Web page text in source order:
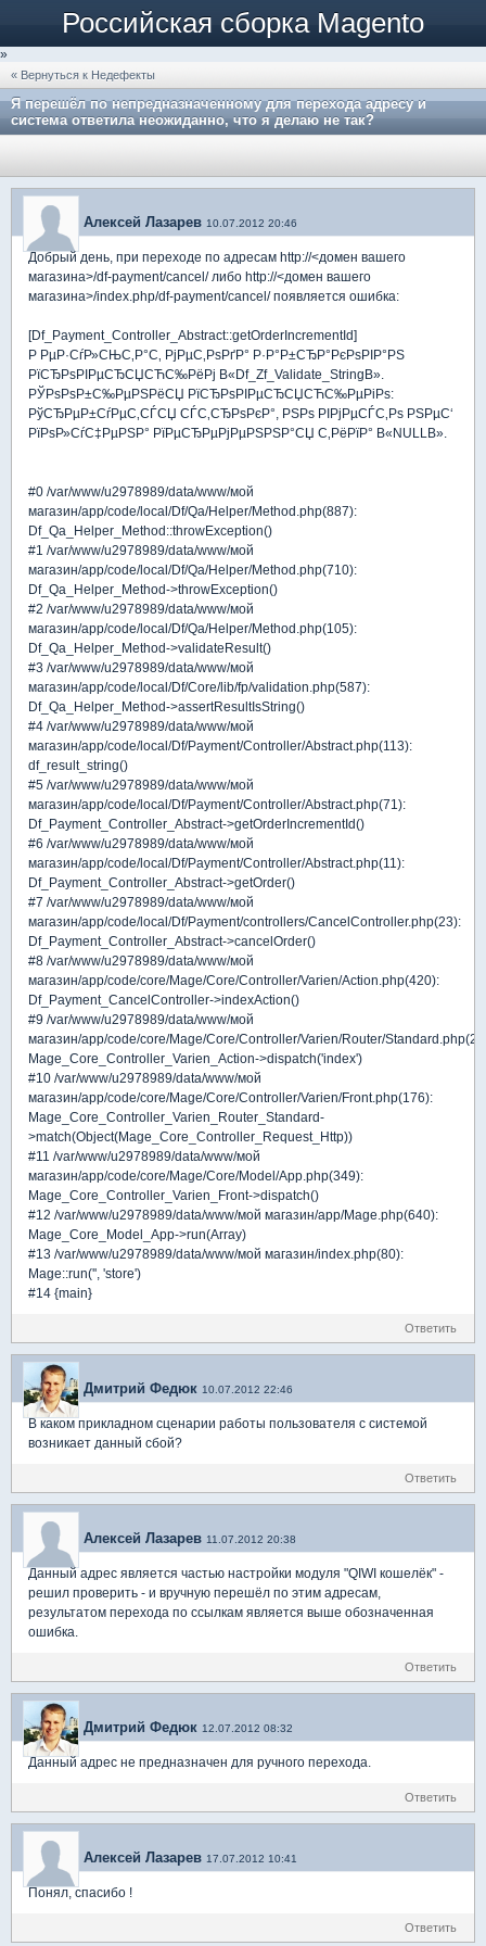
Российская сборка Magento
»
« Вернуться к Недефекты
Я перешёл по непредназначенному для перехода адресу и
система ответила неожиданно, что я делаю не так?
Алексей Лазарев 10.07.2012 20:46
Добрый день, при переходе по адресам http://<домен вашего
магазина>/df-payment/cancel/ либо http://<домен вашего
магазина>/index.php/df-payment/cancel/ появляется ошибка:
[Df_Payment_Controller_Abstract::getOrderIncrementId]
Р РµР·СѓР»СЊС‚Р°С‚ РјРµС‚РѕРґР° Р·Р°Р±СЂР°РєРѕРІР°РЅ
РїСЂРѕРІРµСЂСЏСЋС‰РёРј В«Df_Zf_Validate_StringВ».
РЎРѕРѕР±С‰РµРЅРёСЏ РїСЂРѕРІРµСЂСЏСЋС‰РµРіРѕ:
РўСЂРµР±СѓРµС‚СЃСЏ СЃС‚СЂРѕРєР°, РЅРѕ РІРјРµСЃС‚Рѕ РЅРµС‘
РїРѕР»СѓС‡РµРЅР° РїРµСЂРµРјРµРЅРЅР°СЏ С‚РёРїР° В«NULLВ».
#0 /var/www/u2978989/data/www/мой
магазин/app/code/local/Df/Qa/Helper/Method.php(887):
Df_Qa_Helper_Method::throwException()
#1 /var/www/u2978989/data/www/мой
магазин/app/code/local/Df/Qa/Helper/Method.php(710):
Df_Qa_Helper_Method->throwException()
#2 /var/www/u2978989/data/www/мой
магазин/app/code/local/Df/Qa/Helper/Method.php(105):
Df_Qa_Helper_Method->validateResult()
#3 /var/www/u2978989/data/www/мой
магазин/app/code/local/Df/Core/lib/fp/validation.php(587):
Df_Qa_Helper_Method->assertResultIsString()
#4 /var/www/u2978989/data/www/мой
магазин/app/code/local/Df/Payment/Controller/Abstract.php(113):
df_result_string()
#5 /var/www/u2978989/data/www/мой
магазин/app/code/local/Df/Payment/Controller/Abstract.php(71):
Df_Payment_Controller_Abstract->getOrderIncrementId()
#6 /var/www/u2978989/data/www/мой
магазин/app/code/local/Df/Payment/Controller/Abstract.php(11):
Df_Payment_Controller_Abstract->getOrder()
#7 /var/www/u2978989/data/www/мой
магазин/app/code/local/Df/Payment/controllers/CancelController.php(23):
Df_Payment_Controller_Abstract->cancelOrder()
#8 /var/www/u2978989/data/www/мой
магазин/app/code/core/Mage/Core/Controller/Varien/Action.php(420):
Df_Payment_CancelController->indexAction()
#9 /var/www/u2978989/data/www/мой
магазин/app/code/core/Mage/Core/Controller/Varien/Router/
Mage_Core_Controller_Varien_Action->dispatch('index')
#10 /var/www/u2978989/data/www/мой
магазин/app/code/core/Mage/Core/Controller/Varien/Front.php(176):
Mage_Core_Controller_Varien_Router_Standard-
>match(Object(Mage_Core_Controller_Request_Http))
#11 /var/www/u2978989/data/www/мой
магазин/app/code/core/Mage/Core/Model/App.php(349):
Mage_Core_Controller_Varien_Front->dispatch()
#12 /var/www/u2978989/data/www/мой магазин/app/Mage.php(640):
Mage_Core_Model_App->run(Array)
#13 /var/www/u2978989/data/www/мой магазин/index.php(80):
Mage::run('', 'store')
#14 {main}
Ответить
Дмитрий Федюк 10.07.2012 22:46
В каком прикладном сценарии работы пользователя с системой
возникает данный сбой?
Ответить
Алексей Лазарев 11.07.2012 20:38
Данный адрес является частью настройки модуля "QIWI кошелёк" -
решил проверить - и вручную перешёл по этим адресам,
результатом перехода по ссылкам является выше обозначенная
ошибка.
Ответить
Дмитрий Федюк 12.07.2012 08:32
Данный адрес не предназначен для ручного перехода.
Ответить
Алексей Лазарев 17.07.2012 10:41
Понял, спасибо !
Ответить